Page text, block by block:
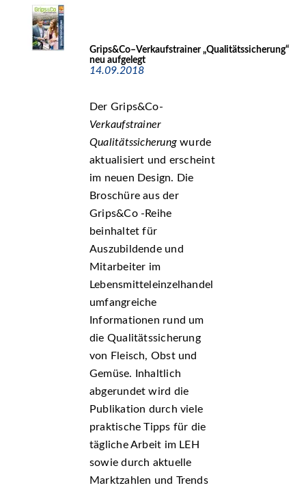
Grips&Co–Verkaufstrainer „Qualitätssicherung“
neu aufgelegt
14.09.2018
Der Grips&Co-
Verkaufstrainer
Qualitätssicherungwurde
aktualisiert und erscheint
im neuen Design. Die
Broschüre aus der
Grips&Co -Reihe
beinhaltet für
Auszubildende und
Mitarbeiter im
Lebensmitteleinzelhandel
umfangreiche
Informationen rund um
die Qualitätssicherung
von Fleisch, Obst und
Gemüse. Inhaltlich
abgerundet wird die
Publikation durch viele
praktische Tipps für die
tägliche Arbeit im LEH
sowie durch aktuelle
Marktzahlen und Trends